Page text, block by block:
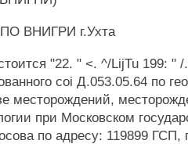
ВНИГРИ г.Ухта
"22. " <. ^/LijTu 199: "
coi Д.053.05.64 по
месторождений,
при Московском
по адресу: 119899 ГСП,